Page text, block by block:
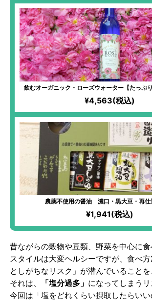
飲むオーガニック・ローズウォーター【たっぷ
¥4,563(税込)
農薬不使用の醤油 濃口・黒大豆・再仕
¥1,941(税込)
昔ながらの穀物や豆類、野菜を中心に
スタイルは大変ヘルシーですが、食べ
としがちなリスク」が潜んでいること
それは、
「塩分過多」 になってしまうリ
今回は「塩をどれくらい摂取したらいい